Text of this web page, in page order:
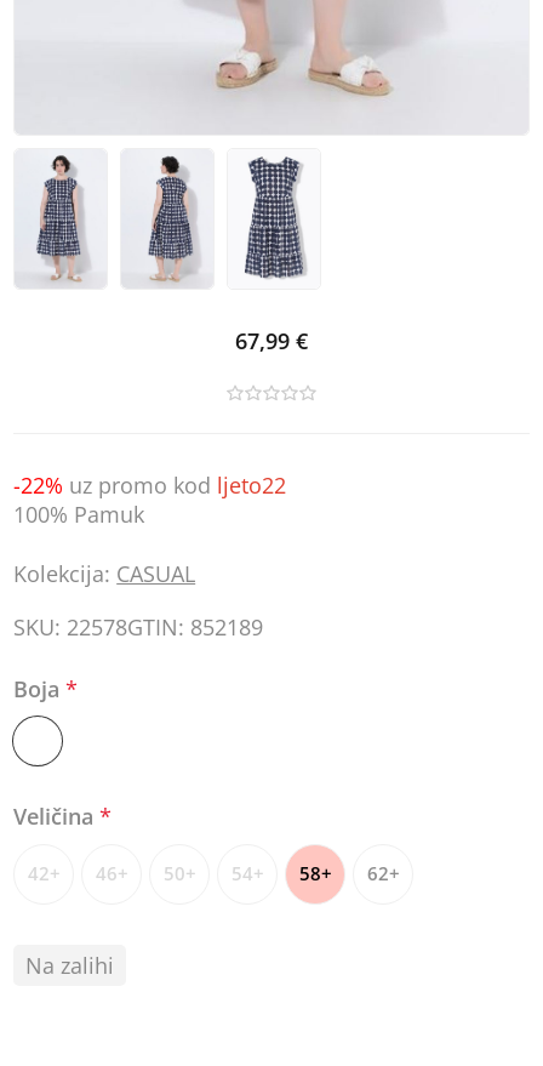
67,99 €
-22% uz promo kod ljeto22
100% Pamuk
Kolekcija: CASUAL
SKU: 22578GTIN: 852189
Boja*
Veličina*
42+ 46+ 50+ 54+ 58+ 62+
Na zalihi